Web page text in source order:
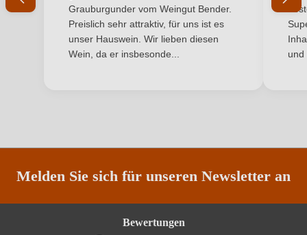
Land Frankreich
Fisch, Käse, Meeresfrüchte
Traubenfarbe
Unterregion Cotes du Rhone
Ich habe mein Passwort vergessen
Grauburgunder vom Weingut Bender.
Preislich sehr attraktiv, für uns ist es
unser Hauswein. Wir lieben diesen
Wein, da er insbesonde...
und
Melden Sie sich für unseren Newsletter an
Bewertungen